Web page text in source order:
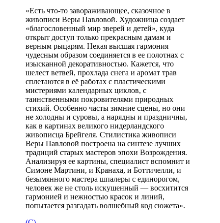
«Есть что-то завораживающее, сказочное в
живописи Веры Павловой. Художница создает
«благословенный мир зверей и детей», куда
открыт доступ только прекрасным дамам и
верным рыцарям. Некая высшая гармония
чудесным образом соединяется в ее полотнах с
изысканной декоративностью. Кажется, что
шелест ветвей, прохлада снега и аромат трав
сплетаются в её работах с пластическими
мистериями календарных циклов, с
таинственными покровителями природных
стихий. Особенно часты зимние сцены, но они
не холодны и суровы, а нарядны и праздничны,
как в картинах великого нидерландского
живописца Брейгеля. Стилистика живописи
Веры Павловой построена на синтезе лучших
традиций старых мастеров эпохи Возрождения.
Анализируя ее картины, специалист вспомнит и
Симоне Мартини, и Кранаха, и Боттичелли, и
безымянного мастера шпалеры с единорогом,
человек же не столь искушенный — восхитится
гармонией и нежностью красок и линий,
попытается разгадать волшебный код сюжета».